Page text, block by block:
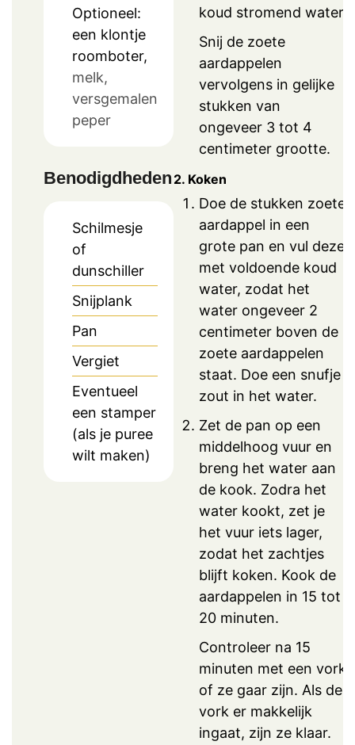
Optioneel:
een klontje
roomboter,
melk,
versgemalen
peper
Benodigdheden
Schilmesje
of
dunschiller
Snijplank
Pan
Vergiet
Eventueel
een stamper
(als je puree
wilt maken)
koud stromend water.
Snij de zoete
aardappelen
vervolgens in gelijke
stukken van
ongeveer 3 tot 4
centimeter grootte.
2. Koken
Doe de stukken zoete
aardappel in een
grote pan en vul deze
met voldoende koud
water, zodat het
water ongeveer 2
centimeter boven de
zoete aardappelen
staat. Doe een snufje
zout in het water.
Zet de pan op een
middelhoog vuur en
breng het water aan
de kook. Zodra het
water kookt, zet je
het vuur iets lager,
zodat het zachtjes
blijft koken. Kook de
aardappelen in 15 tot
20 minuten.
Controleer na 15
minuten met een vork
of ze gaar zijn. Als de
vork er makkelijk
ingaat, zijn ze klaar.